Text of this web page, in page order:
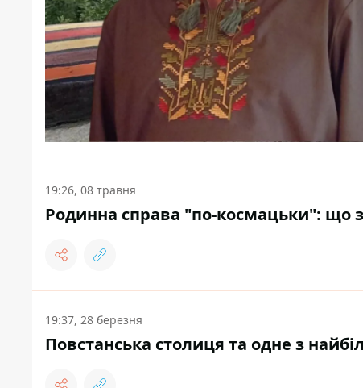
19:26, 08 травня
Родинна справа "по-космацьки": що
19:37, 28 березня
Повстанська столиця та одне з